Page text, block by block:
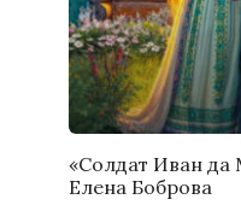
«Солдат Иван да
Елена Боброва